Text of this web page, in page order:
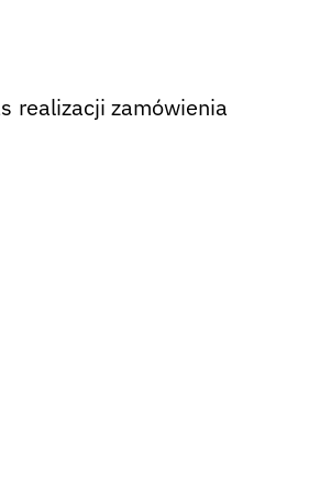
realizacji zamówienia